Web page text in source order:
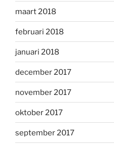
maart 2018
februari 2018
januari 2018
december 2017
november 2017
oktober 2017
september 2017